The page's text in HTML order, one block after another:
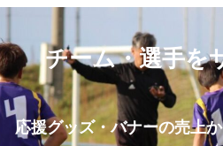
チーム・選手を
応援グッズ・バナーの売上